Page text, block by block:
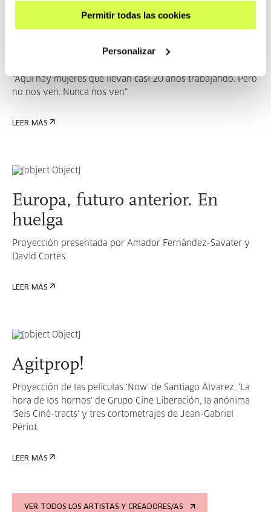
Permitir todas las cookies
Personalizar
Nightcleaners
“Aquí hay mujeres que llevan casi 20 años trabajando. Pero
no nos ven. Nunca nos ven”.
LEER MÁS
Europa, futuro anterior. En
huelga
Proyección presentada por Amador Fernández-Savater y
David Cortés.
LEER MÁS
Agitprop!
Proyección de las películas 'Now' de Santiago Álvarez, 'La
hora de los hornos' de Grupo Cine Liberación, la anónima
'Seis Ciné-tracts' y tres cortometrajes de Jean-Gabriel
Périot.
LEER MÁS
VER TODOS LOS ARTISTAS Y CREADORES/AS